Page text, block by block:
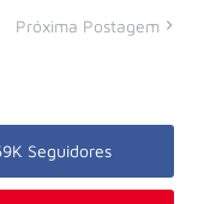
Próxima Postagem
Seguidores